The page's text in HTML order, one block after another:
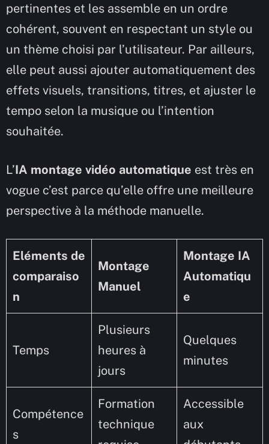
pertinentes et les assemble en un ordre
cohérent, souvent en respectant un style ou
un thème choisi par l’utilisateur. Par ailleurs,
elle peut aussi ajouter automatiquement des
effets visuels, transitions, titres, et ajuster le
tempo selon la musique ou l’intention
souhaitée.
L’IA montage vidéo automatique est très en
vogue c’est parce qu’elle offre une meilleure
perspective à la méthode manuelle.
Eléments de
comparaiso
n
Montage
Manuel
Montage IA
Automatiqu
e
Temps
Plusieurs
heures à
jours
Quelques
minutes
Compétence
s
Formation
technique
Accessible
aux